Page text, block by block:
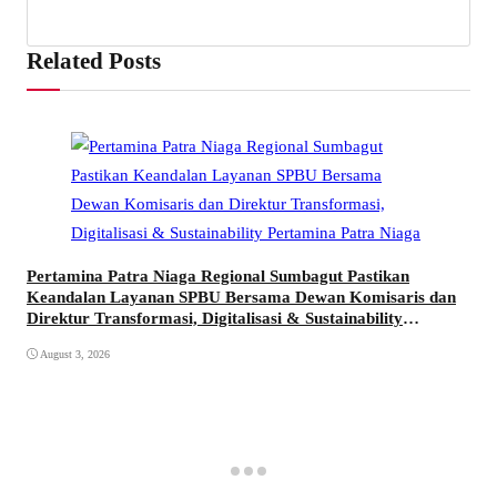
Related Posts
Pertamina Patra Niaga Regional Sumbagut Pastikan
Keandalan Layanan SPBU Bersama Dewan Komisaris dan
Direktur Transformasi, Digitalisasi & Sustainability
August 3, 2026